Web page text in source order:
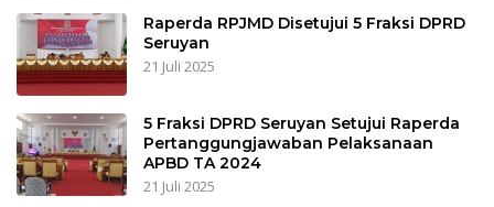
Raperda RPJMD Disetujui 5 Fraksi DPRD
Seruyan
21 Juli 2025
5 Fraksi DPRD Seruyan Setujui Raperda
Pertanggungjawaban Pelaksanaan
APBD TA 2024
21 Juli 2025